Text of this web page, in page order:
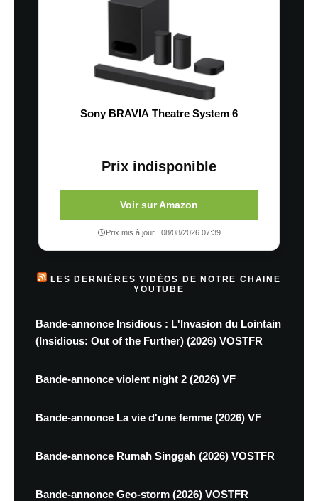
Sony BRAVIA Theatre System 6
Prix indisponible
Voir sur Amazon
Prix mis à jour : 08/08/2026 07:39
LES DERNIÈRES VIDÉOS DE NOTRE CHAINE
YOUTUBE
Bande-annonce Insidious : L'Invasion du Lointain
(Insidious: Out of the Further) (2026) VOSTFR
Bande-annonce violent night 2 (2026) VF
Bande-annonce La vie d'une femme (2026) VF
Bande-annonce Rumah Singgah (2026) VOSTFR
Bande-annonce Geo-storm (2026) VOSTFR